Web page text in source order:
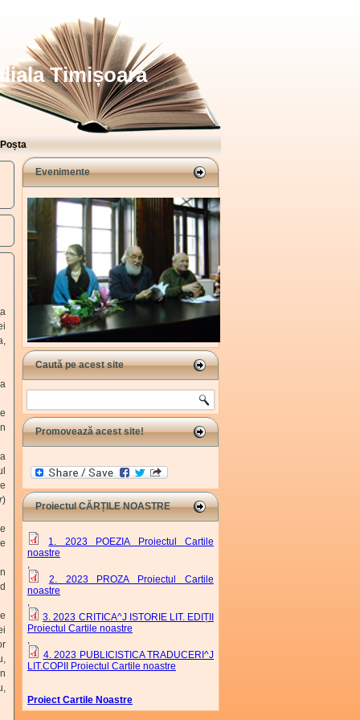
Timișoara
Poșta
)
Evenimente
Caută pe acest site
Search
Promovează acest site!
Proiectul CĂRȚILE NOASTRE
1. 2023 POEZIA Proiectul Cartile
noastre
,
2. 2023 PROZA Proiectul Cartile
noastre
,
3. 2023 CRITICA^J ISTORIE LIT. EDIȚII
Proiectul Cartile noastre
,
4. 2023 PUBLICISTICA TRADUCERI^J
LIT.COPII Proiectul Cartile noastre
Proiect Cartile Noastre